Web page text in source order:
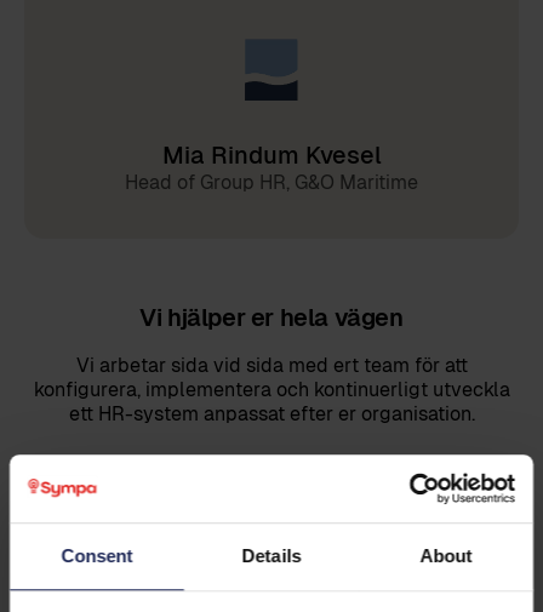
Consent Details About
Mia Rindum Kvesel
Head of Group HR, G&O Maritime
Vi hjälper er hela vägen
Vi arbetar sida vid sida med ert team för att
konfigurera, implementera och kontinuerligt utveckla
ett HR-system anpassat efter er organisation.
1